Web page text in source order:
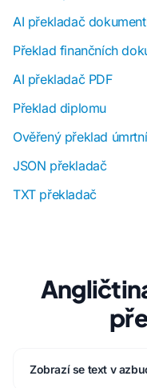
AI překladač
Překlad finančních
AI překladač PDF
Překlad diplomu
Ověřený překlad
JSON překladač
TXT překladač
Zobrazí se text v